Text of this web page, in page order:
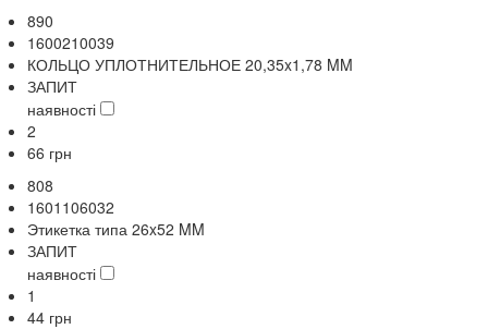
890
1600210039
КОЛЬЦО УПЛОТНИТЕЛЬНОЕ 20,35x1,78 MM
ЗАПИТ
наявності
2
66 грн
808
1601106032
Этикетка типа 26x52 MM
ЗАПИТ
наявності
1
44 грн